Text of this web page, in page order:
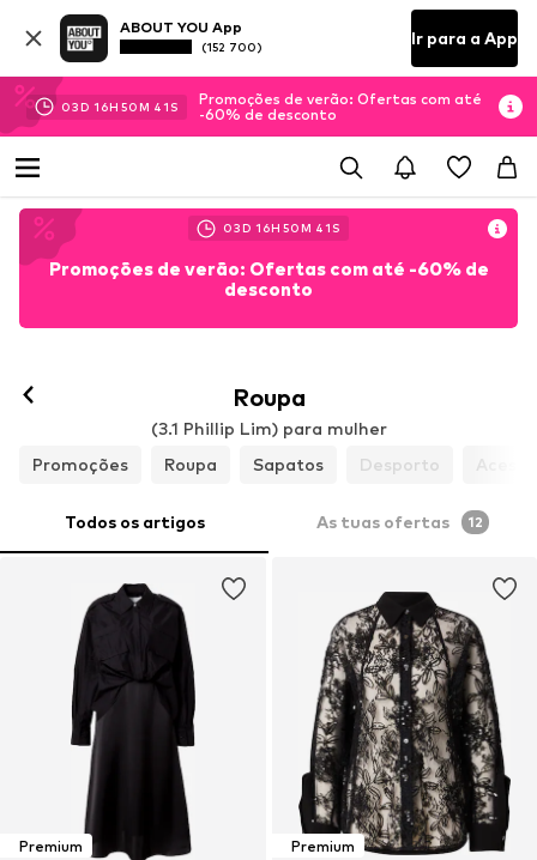
ABOUT YOU App
(152 700) Ir para a App
03D 16H 50M 40 S
Promoções de verão: Ofertas com até
-60% de desconto
03D 16H 50M 40 S
Promoções de verão: Ofertas com até -60% de
desconto
Roupa
(3.1 Phillip Lim) para mulher
Promoções
Roupa Sapatos Desporto
Todos os artigos As tuas ofertas 12
Premium
Premium